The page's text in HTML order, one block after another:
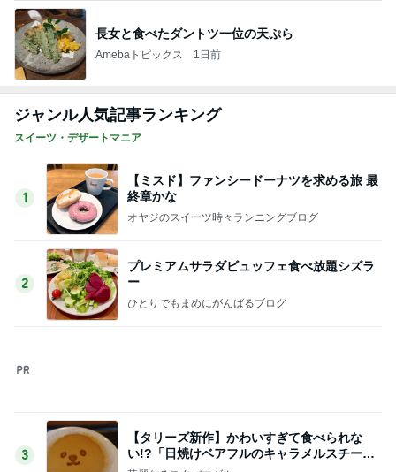
長女と食べたダントツ一位の天ぷら
Amebaトピックス 1日前
ジャンル人気記事ランキング
スイーツ・デザートマニア
1
【ミスド】ファンシードーナツを求める旅 最
終章かな
オヤジのスイーツ時々ランニングブログ
2
プレミアムサラダビュッフェ食べ放題シズラ
ー
ひとりでもまめにがんばるブログ
3
【タリーズ新作】かわいすぎて食べられな
い!?「日焼けベアフルのキャラメルスチーム
ケーキ」を実食